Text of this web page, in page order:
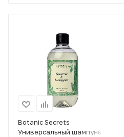
Botanic Secrets
Универсальный шампунь